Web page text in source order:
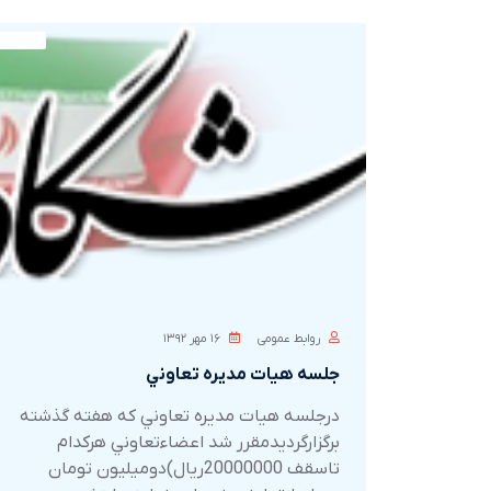
روابط عمومی ۱۶ مهر ۱۳۹۲
جلسه هيات مديره تعاوني
درجلسه هيات مديره تعاوني كه هفته گذشته
برگزارگرديدمقرر شد اعضاءتعاوني هركدام
تاسقف 20000000ريال)دوميليون تومان